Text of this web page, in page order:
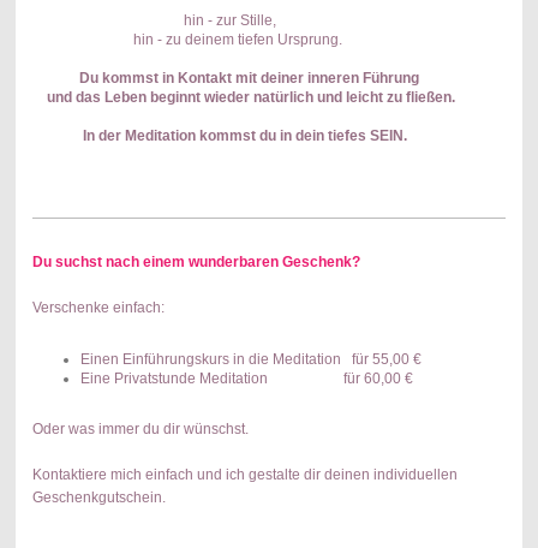
hin - zur Stille,
hin - zu deinem tiefen Ursprung.
Du kommst in Kontakt mit deiner inneren Führung
und das Leben beginnt wieder natürlich und leicht zu fließen.
In der Meditation kommst du in dein tiefes SEIN.
Du suchst nach einem wunderbaren Geschenk?
Verschenke einfach:
Einen Einführungskurs in die Meditation für 55,00 €
Eine Privatstunde Meditation für 60,00 €
Oder was immer du dir wünschst.
Kontaktiere mich einfach und ich gestalte dir deinen individuellen
Geschenkgutschein.